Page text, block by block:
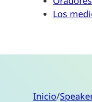
Los
Inicio/